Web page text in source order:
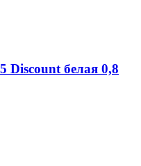
белая 0,8